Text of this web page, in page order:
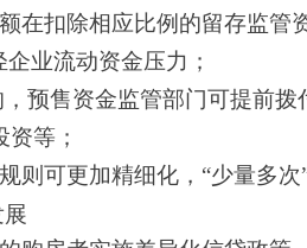
在扣除相应比例的留存监管
业流动资金压力；
预售资金监管部门可提前
等；
可更加精细化，“少量多次